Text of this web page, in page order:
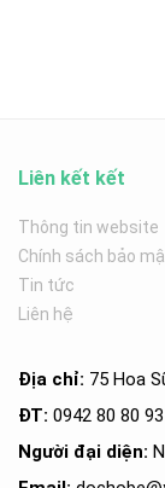
Liên kết kết
Thông tin website
Chính sách bảo
Tin tức
Liên hệ
Địa chỉ: 75 Hoa
ĐT: 0942 80 80 93
Người đại diện: